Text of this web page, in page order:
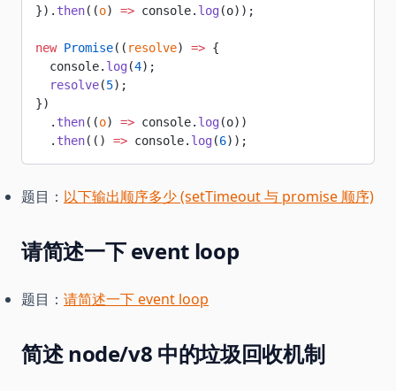
}). then((o) => console. log(o));
new Promise(( resolve) => {
  console.
log(4);
  resolve
(5);
})
  .
then((o) => console. log(o))
  .
then(() => console. log(6));
题目： 以下输出顺序多少 (setTimeout 与 promise 顺序)
请简述一下 event loop
题目： 请简述一下 event loop
简述 node/v8 中的垃圾回收机制